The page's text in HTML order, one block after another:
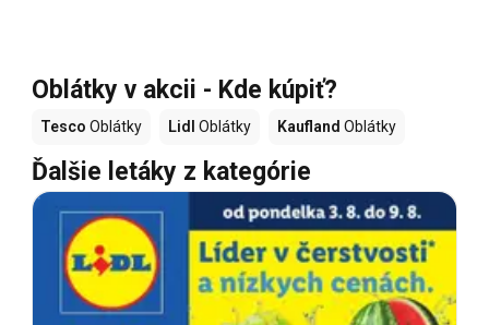
Oblátky v akcii - Kde kúpiť?
Tesco Oblátky Lidl Oblátky Kaufland Oblátky
Ďalšie letáky z kategórie